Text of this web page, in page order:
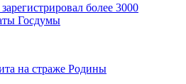
более 3000
Госдумы
на страже Родины